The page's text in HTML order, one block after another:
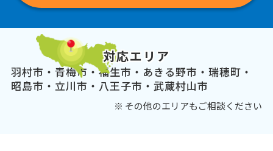
対応エリア
羽村市・青梅市・福生市・あきる野市・瑞穂町・
昭島市・立川市・八王子市・武蔵村山市
※ その他のエリアもご相談ください